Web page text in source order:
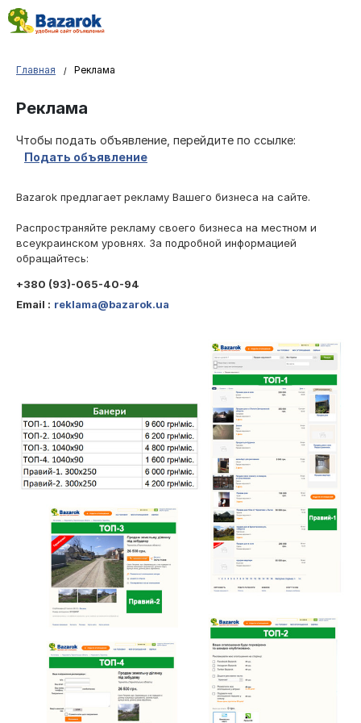
Главная Реклама
Реклама
Чтобы подать объявление, перейдите по ссылке:
Подать объявление
Bazarok предлагает рекламу Вашего бизнеса на сайте.
Распространяйте рекламу своего бизнеса на местном и
всеукраинском уровнях. За подробной информацией
обращайтесь:
+380 (93)-065-40-94
Email : reklama@bazarok.ua